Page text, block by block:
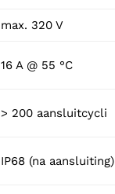
max. 320 V
16 A @ 55 °C
> 200 aansluitcycli
IP68 (na aansluiting)